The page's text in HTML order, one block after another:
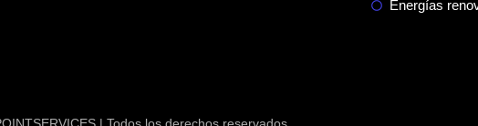
Energías